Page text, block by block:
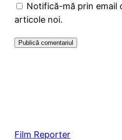
Notifică-mă prin email
articole noi.
Film Reporter